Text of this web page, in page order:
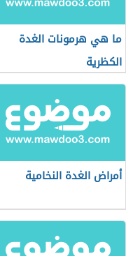
ما هي هرمونات الغدة
الكظرية
أمراض الغدة النخامية